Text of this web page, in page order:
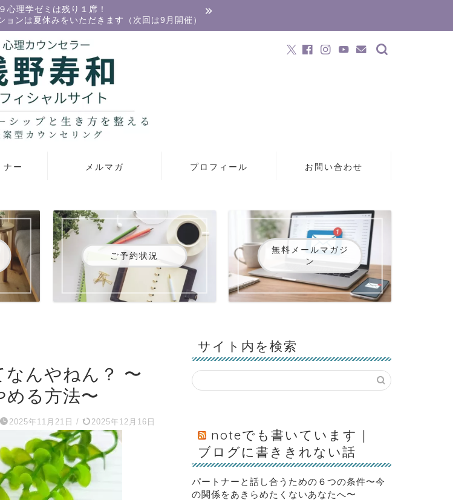
心理学ゼミは残り１席！
ョンは夏休みをいただきます（次回は9月開催）
ナー メルマガ プロフィール お問い合わせ
ご予約状況
無料メールマガジ
ン
なんやねん？ 〜
める方法〜
2025年11月21日 / 2025年12月16日
サイト内を検索
noteでも書いています｜
ブログに書ききれない話
パートナーと話し合うための６つの条件〜今
の関係をあきらめたくないあなたへ〜